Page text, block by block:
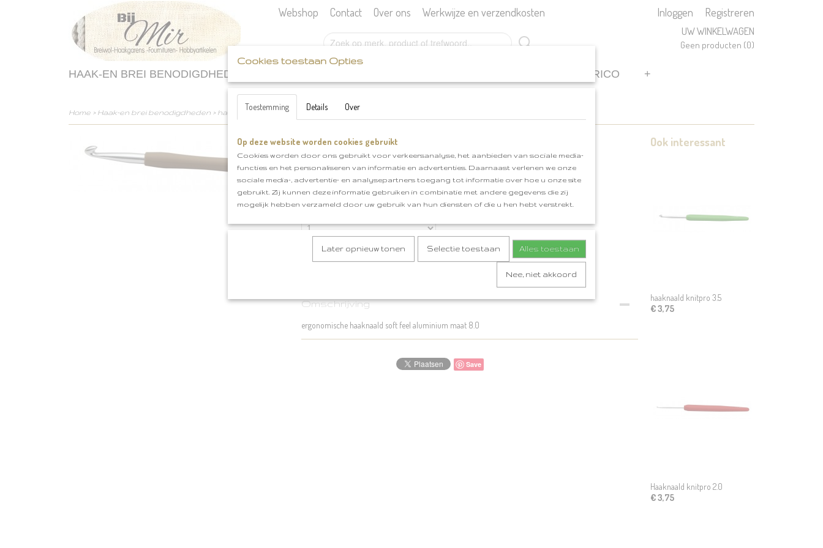
Webshop Contact Over ons Werkwijze en verzendkosten Inloggen Registreren
UW WINKELWAGEN
Geen producten (0)
HAAK-EN BREI BENODIGDHEDEN RICO +
Home > Haak-en brei benodigdheden > haaknaalden > haaknaald knitpro 8.0
haaknaald knitpro 8.0
€ 4,25 (inclusief btw 21%)
✓Op voorraad
Aantal
Omschrijving
ergonomische haaknaald soft feel aluminium maat 8.0
Save
Ook interessant
haaknaald knitpro 3.5
€ 3,75
Haaknaald knitpro 2.0
€ 3,75
Cookies toestaan Opties
Toestemming Details Over
Op deze website worden cookies gebruikt
Cookies worden door ons gebruikt voor verkeersanalyse, het aanbieden van sociale media-
functies en het personaliseren van informatie en advertenties. Daarnaast verlenen we onze
sociale media-, advertentie- en analysepartners toegang tot informatie over hoe u onze site
gebruikt. Zij kunnen deze informatie gebruiken in combinatie met andere gegevens die zij
mogelijk hebben verzameld door uw gebruik van hun diensten of die u hen hebt verstrekt.
Later opnieuw tonen Selectie toestaan Alles toestaan
Nee, niet akkoord